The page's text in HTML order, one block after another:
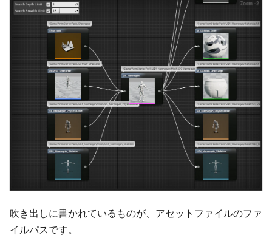
吹き出しに書かれているものが、アセットファイルのファ
イルパスです。